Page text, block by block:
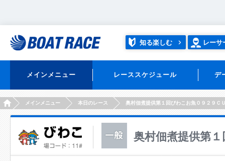
知る楽しむ レーサ
メインメニュー レーススケジュール デ
HOMEメインメニュー 本日のレース 奥村佃煮提供第１回びわこお魚０９２９Ｃ
奥村佃煮提供第